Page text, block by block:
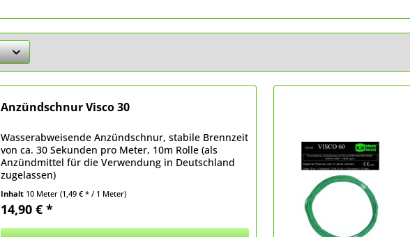
Anzündschnur Visco 30
Wasserabweisende Anzündschnur, stabile Brennzeit
von ca. 30 Sekunden pro Meter, 10m Rolle (als
Anzündmittel für die Verwendung in Deutschland
zugelassen)
Inhalt 10 Meter(1,49 € * / 1 Meter)
14,90 € *